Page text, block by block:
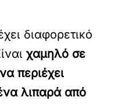
διαφορετικό
χαμηλό σε
περιέχει
λιπαρά από